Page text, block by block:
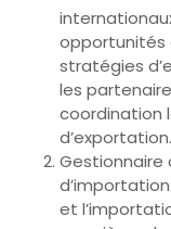
opportunités
stratégies
les
coordination
d’exportation.
Gestionnaire
et